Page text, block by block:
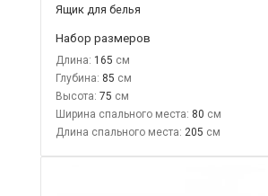
Ящик для белья
Набор размеров
Длина: 165
Глубина: 85
Высота: 75
Ширина спального места: 80
Длина спального места: 205